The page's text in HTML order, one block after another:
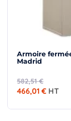
Armoire
Madrid
582,51 €
466,01 € HT